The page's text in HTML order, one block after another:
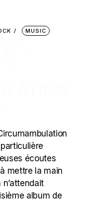
MUSIC
écoutes
mettre la main
n’attendait
album de